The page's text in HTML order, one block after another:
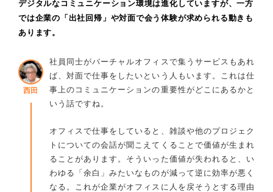
デジタルなコミュニケーション環境は進化していますが、一方
では企業の「出社回帰」や対面で会う体験が求められる動きも
あります。
西田
社員同士がバーチャルオフィスで集うサービスもあれ
ば、対面で仕事をしたいという人もいます。これは仕
事上のコミュニケーションの重要性がどこにあるかと
いう話ですね。
オフィスで仕事をしていると、雑談や他のプロジェク
トについての会話が聞こえてくることで価値が生まれ
ることがあります。そういった価値が失われると、い
わゆる「余白」みたいなものが減って逆に効率が悪く
なる。これが企業がオフィスに人を戻そうとする理由